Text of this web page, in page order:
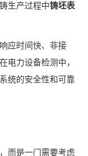
生产过程中铸坯表
应时间快、非接
电力设备检测中，
统的安全性和可靠
而是一门需要考虑